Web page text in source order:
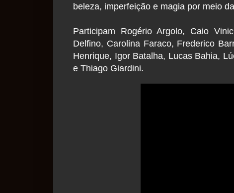
beleza, imperfeição e magia por meio
Participam Rogério Argolo, Caio
Delfino, Carolina Faraco, Frederico
Henrique, Igor Batalha, Lucas Bahia,
e Thiago Giardini.